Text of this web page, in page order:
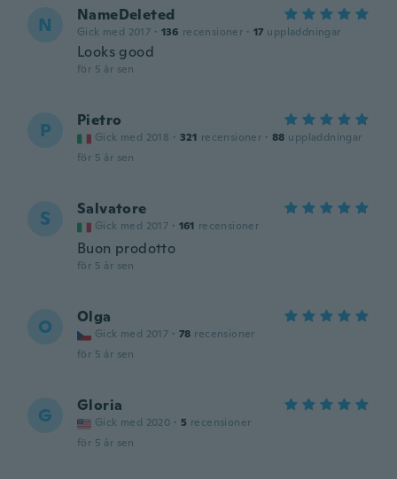
N NameDeleted
Gick med 2017 · 136 recensioner · 17 uppladdningar
Looks good
för 5 år sen
P Pietro
Gick med 2018 · 321 recensioner · 88 uppladdningar
för 5 år sen
S Salvatore
Gick med 2017 · 161 recensioner
Buon prodotto
för 5 år sen
O Olga
Gick med 2017 · 78 recensioner
för 5 år sen
G Gloria
Gick med 2020 · 5 recensioner
för 5 år sen